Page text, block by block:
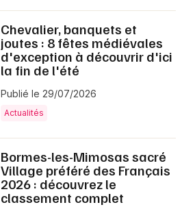
Chevalier, banquets et
joutes : 8 fêtes médiévales
d'exception à découvrir d'ici
la fin de l'été
Publié le 29/07/2026
Actualités
Bormes-les-Mimosas sacré
Village préféré des Français
2026 : découvrez le
classement complet